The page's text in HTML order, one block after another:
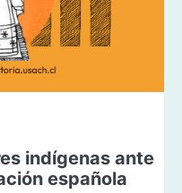
indígenas ante
española